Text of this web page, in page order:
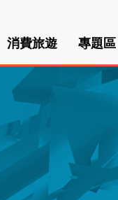
消費旅遊 專題區